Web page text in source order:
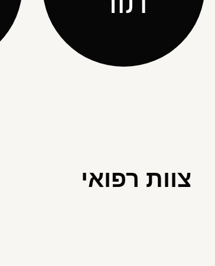
צוות רפואי